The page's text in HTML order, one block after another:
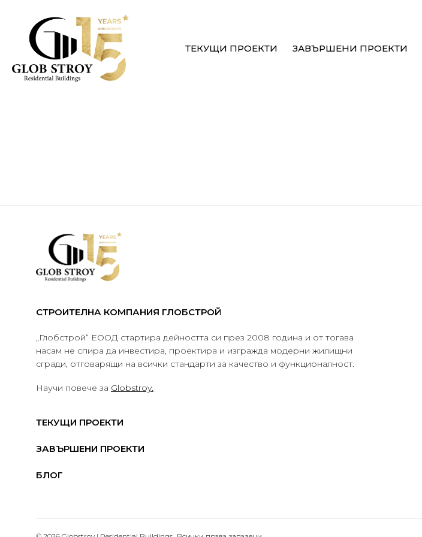
ТЕКУЩИ ПРОЕКТИ ЗАВЪРШЕНИ ПРОЕКТИ
СТРОИТЕЛНА КОМПАНИЯ ГЛОБСТРОЙ
„Глобстрой“ ЕООД стартира дейността си през 2008 година и от тогава
насам не спира да инвестира, проектира и изгражда модерни жилищни
сгради, отговарящи на всички стандарти за качество и функционалност.
Научи повече за Globstroy.
ТЕКУЩИ ПРОЕКТИ
ЗАВЪРШЕНИ ПРОЕКТИ
БЛОГ